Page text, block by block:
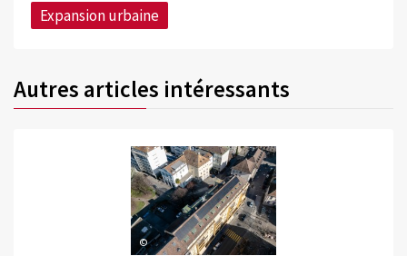
Expansion urbaine
Autres articles intéressants
©